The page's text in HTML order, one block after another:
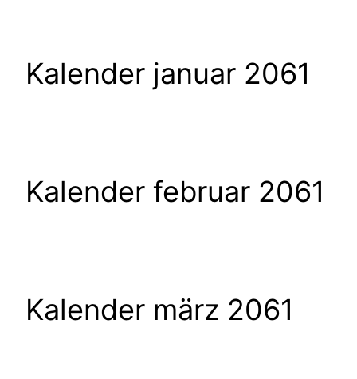
Kalender januar 2061
Kalender februar 2061
Kalender märz 2061